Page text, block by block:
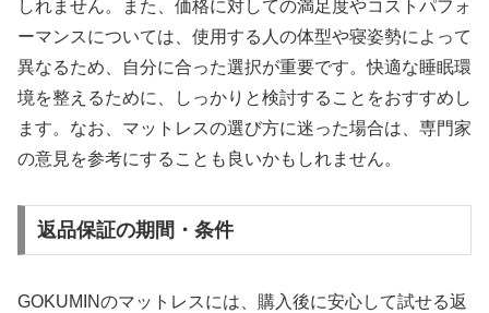
しれません。また、価格に対しての満足度やコストパフォ
ーマンスについては、使用する人の体型や寝姿勢によって
異なるため、自分に合った選択が重要です。快適な睡眠環
境を整えるために、しっかりと検討することをおすすめし
ます。なお、マットレスの選び方に迷った場合は、専門家
の意見を参考にすることも良いかもしれません。
返品保証の期間・条件
GOKUMINのマットレスには、購入後に安心して試せる返